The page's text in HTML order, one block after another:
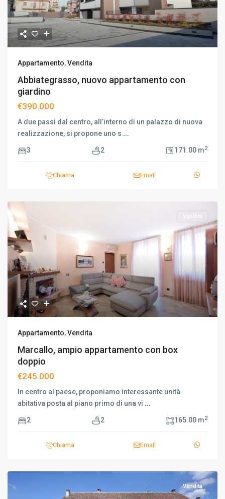
Appartamento,Vendita
Abbiategrasso, nuovo appartamento con
giardino
€390.000
A due passi dal centro, all’interno di un palazzo di nuova
realizzazione, si propone uno s ...
3 2 171.00 m2
Chiama Email
Vendita
Appartamento,Vendita
Marcallo, ampio appartamento con box
doppio
€245.000
In centro al paese, proponiamo interessante unità
abitativa posta al piano primo di una vi ...
2 2 165.00 m2
Chiama Email
Vendita